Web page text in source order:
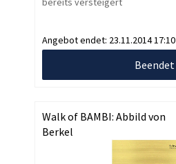
Angebot endet: 23.11.2014 17:10
Beendet
Walk of BAMBI: Abbild von
Berkel